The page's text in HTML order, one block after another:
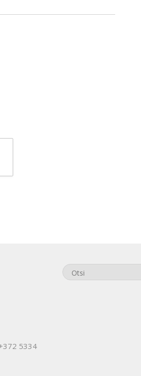
5334